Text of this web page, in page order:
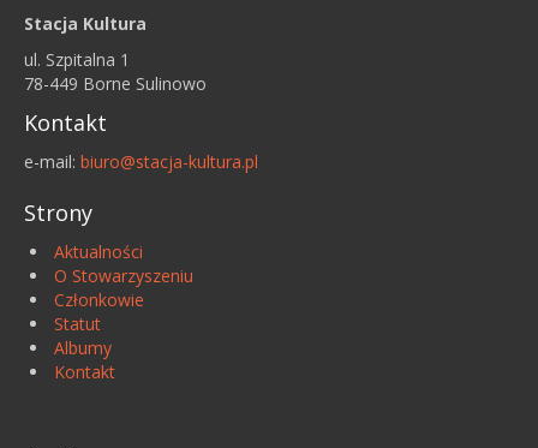
Stacja Kultura
ul. Szpitalna 1
78-449 Borne Sulinowo
Kontakt
e-mail: biuro@stacja-kultura.pl
Strony
Aktualności
O Stowarzyszeniu
Członkowie
Statut
Albumy
Kontakt